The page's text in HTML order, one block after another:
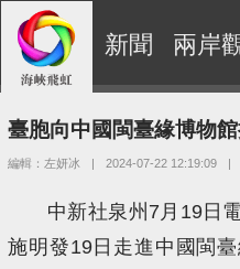
新聞 兩岸
臺胞向中國閩臺緣博物
編輯：左妍冰 | 2024-07-22 12:19:09 |
中新社泉州7月19日
施明發19日走進中國閩